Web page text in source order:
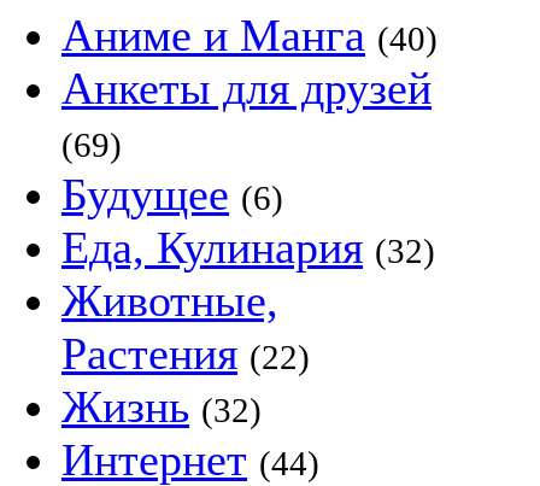
Аниме и Манга (40)
Анкеты для друзей
(69)
Будущее (6)
Еда, Кулинария (32)
Животные,
Растения (22)
Жизнь (32)
Интернет (44)